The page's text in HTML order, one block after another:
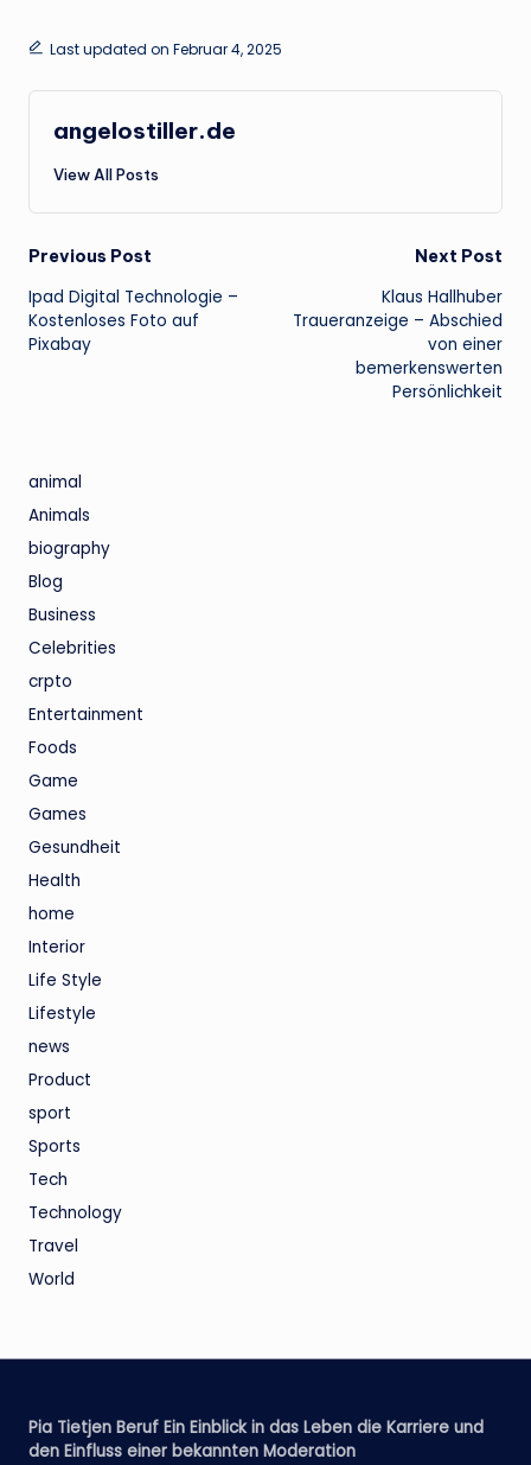
Last updated on Februar 4, 2025
angelostiller.de
View All Posts
Post
navigation
Previous Post
Ipad Digital Technologie –
Kostenloses Foto auf
Pixabay
Next Post
Klaus Hallhuber
Traueranzeige – Abschied
von einer
bemerkenswerten
Persönlichkeit
animal
Animals
biography
Blog
Business
Celebrities
crpto
Entertainment
Foods
Game
Games
Gesundheit
Health
home
Interior
Life Style
Lifestyle
news
Product
sport
Sports
Tech
Technology
Travel
World
Pia Tietjen Beruf Ein Einblick in das Leben die Karriere und
den Einfluss einer bekannten Moderation